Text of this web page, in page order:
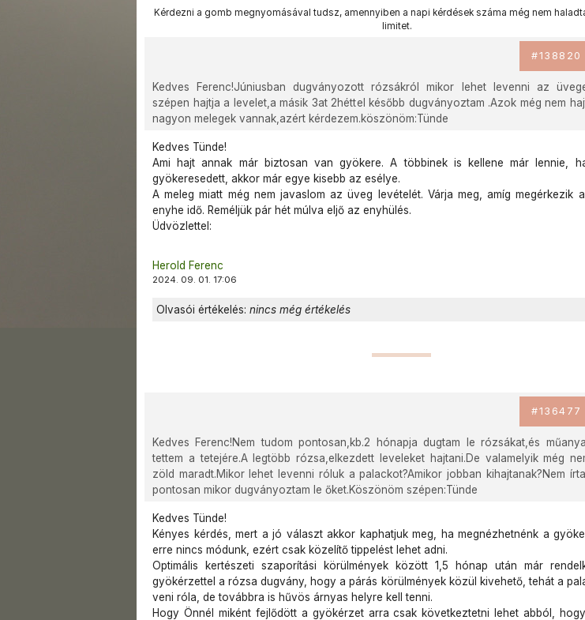
Kérdezni a gomb megnyomásával tudsz, amennyiben a napi kérdések száma még nem
limitet.
#138820
Kedves Ferenc!Júniusban dugványozott rózsákról mikor lehet levenni az
szépen hajtja a levelet,a másik 3at 2héttel később dugványoztam .Azok még nem
nagyon melegek vannak,azért kérdezem.köszönöm:Tünde
Kedves Tünde!
Ami hajt annak már biztosan van gyökere. A többinek is kellene már lennie,
gyökeresedett, akkor már egye kisebb az esélye.
A meleg miatt még nem javaslom az üveg levételét. Várja meg, amíg megérkezik
enyhe idő. Reméljük pár hét múlva eljő az enyhülés.
Üdvözlettel:
Herold Ferenc
2024. 09. 01. 17:06
Olvasói értékelés: nincs még értékelés
#136477
Kedves Ferenc!Nem tudom pontosan,kb.2 hónapja dugtam le rózsákat,és
tettem a tetejére.A legtöbb rózsa,elkezdett leveleket hajtani.De valamelyik még
zöld maradt.Mikor lehet levenni róluk a palackot?Amikor jobban kihajtanak?Nem
pontosan mikor dugványoztam le őket.Köszönöm szépen:Tünde
Kedves Tünde!
Kényes kérdés, mert a jó választ akkor kaphatjuk meg, ha megnézhetnénk a
erre nincs módunk, ezért csak közelítő tippelést lehet adni.
Optimális kertészeti szaporítási körülmények között 1,5 hónap után már
gyökérzettel a rózsa dugvány, hogy a párás körülmények közül kivehető, tehát a
veni róla, de továbbra is hűvös árnyas helyre kell tenni.
Hogy Önnél miként fejlődött a gyökérzet arra csak következtetni lehet abból,